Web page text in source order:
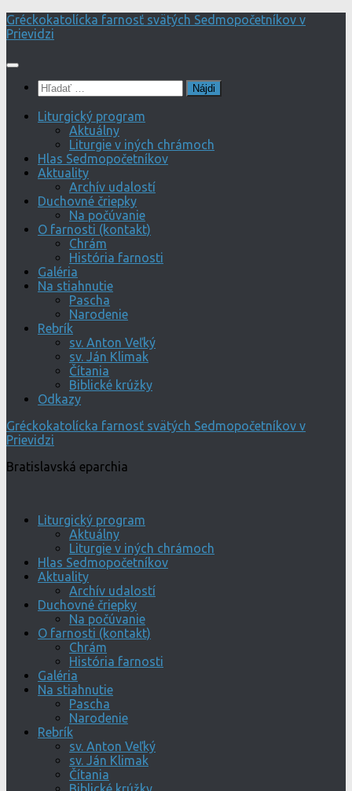
Preskočiť
na
Gréckokatolícka farnosť svätých Sedmopočetníkov v
Prievidzi
Hľadať:
Liturgický program
Aktuálny
Liturgie v iných chrámoch
Hlas Sedmopočetníkov
Aktuality
Archív udalostí
Duchovné čriepky
Na počúvanie
O farnosti (kontakt)
Chrám
História farnosti
Galéria
Na stiahnutie
Pascha
Narodenie
Rebrík
sv. Anton Veľký
sv. Ján Klimak
Čítania
Biblické krúžky
Odkazy
Gréckokatolícka farnosť svätých Sedmopočetníkov v
Prievidzi
Bratislavská eparchia
Liturgický program
Aktuálny
Liturgie v iných chrámoch
Hlas Sedmopočetníkov
Aktuality
Archív udalostí
Duchovné čriepky
Na počúvanie
O farnosti (kontakt)
Chrám
História farnosti
Galéria
Na stiahnutie
Pascha
Narodenie
Rebrík
sv. Anton Veľký
sv. Ján Klimak
Čítania